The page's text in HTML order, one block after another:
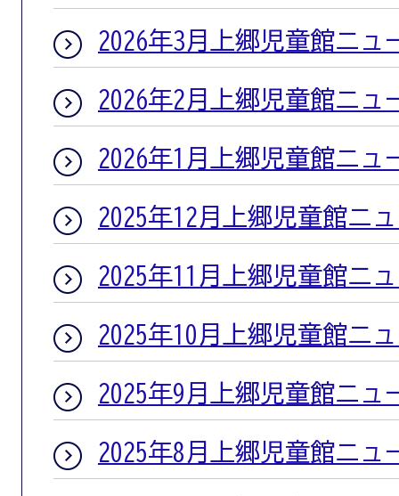
2026年3月上郷児童館ニュ
2026年2月上郷児童館ニュ
2026年1月上郷児童館ニュ
2025年12月上郷児童館ニ
2025年11月上郷児童館ニ
2025年10月上郷児童館ニ
2025年9月上郷児童館ニュ
2025年8月上郷児童館ニュ